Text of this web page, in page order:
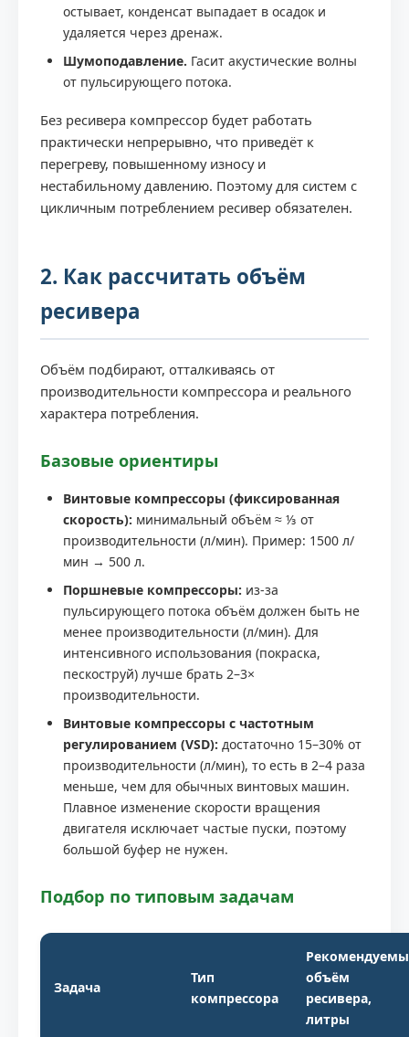
остывает, конденсат выпадает в осадок и
удаляется через дренаж.
Шумоподавление. Гасит акустические волны
от пульсирующего потока.
Без ресивера компрессор будет работать
практически непрерывно, что приведёт к
перегреву, повышенному износу и
нестабильному давлению. Поэтому для систем с
цикличным потреблением ресивер обязателен.
2. Как рассчитать объём
ресивера
Объём подбирают, отталкиваясь от
производительности компрессора и реального
характера потребления.
Базовые ориентиры
Винтовые компрессоры (фиксированная
скорость): минимальный объём ≈ ⅓ от
производительности (л/мин). Пример: 1500 л/
мин → 500 л.
Поршневые компрессоры: из-за
пульсирующего потока объём должен быть не
менее производительности (л/мин). Для
интенсивного использования (покраска,
пескоструй) лучше брать 2–3×
производительности.
Винтовые компрессоры с частотным
регулированием (VSD): достаточно 15–30% от
производительности (л/мин), то есть в 2–4 раза
меньше, чем для обычных винтовых машин.
Плавное изменение скорости вращения
двигателя исключает частые пуски, поэтому
большой буфер не нужен.
Подбор по типовым задачам
Задача
Тип
компрессора
объём
ресивера,
литры